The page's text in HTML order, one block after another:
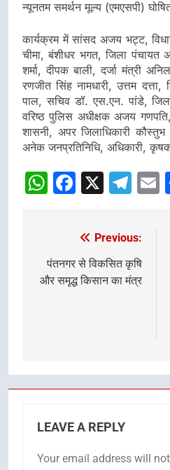
न्यूनतम समर्थन मूल्य (एमएसपी)
कार्यक्रम में सांसद अजय भट्ट,
चीमा, बंशीधर भगत, जिला पंचायत
शर्मा, दीपक बाली, दर्जा मंत्री
रणजीत सिंह नामधारी, उत्तम
पाल, सचिव डॉ. एस.एन. पांडे,
वरिष्ठ पुलिस अधीक्षक अजय
शासनी, अपर जिलाधिकारी
अनेक जनप्रतिनिधि, अधिकारी,
WhatsApp
X
navigation
Previous:
पंतनगर से विकसित कृषि
और समृद्ध किसान का मंत्र
LEAVE A REPLY
Your email address will